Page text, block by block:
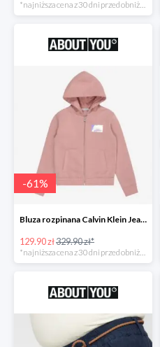
-61%
Bluza rozpinana Calvin Klein Jeans -61%
129.90 zł329.90 zł*